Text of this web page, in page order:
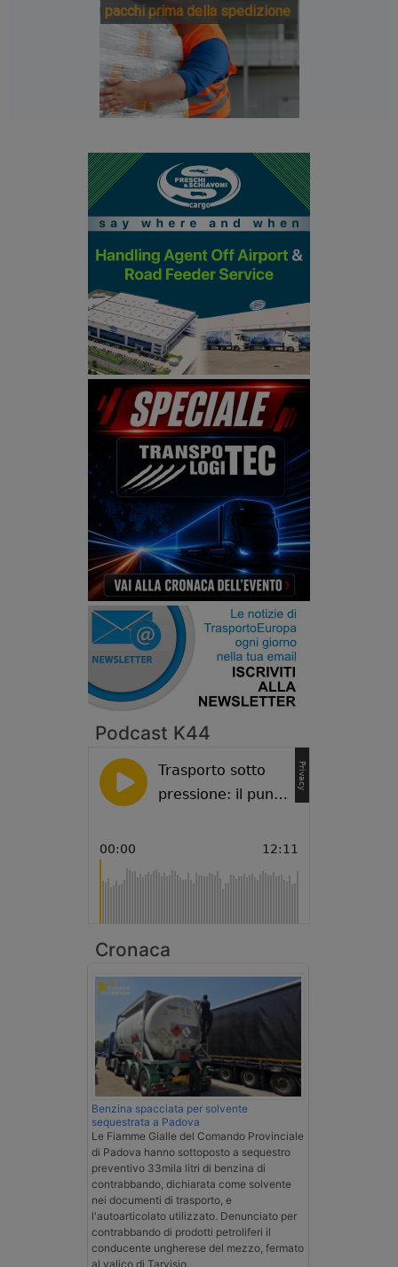
Podcast K44
Cronaca
Benzina spacciata per solvente
sequestrata a Padova
Le Fiamme Gialle del Comando Provinciale
di Padova hanno sottoposto a sequestro
preventivo 33mila litri di benzina di
contrabbando, dichiarata come solvente
nei documenti di trasporto, e
l'autoarticolato utilizzato. Denunciato per
contrabbando di prodotti petroliferi il
conducente ungherese del mezzo, fermato
al valico di Tarvisio.
pacchi prima della spedizione